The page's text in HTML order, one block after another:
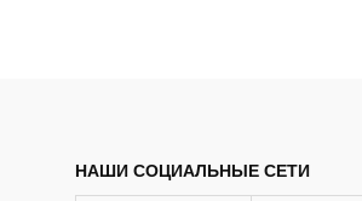
НАШИ СОЦИАЛЬНЫЕ СЕТИ